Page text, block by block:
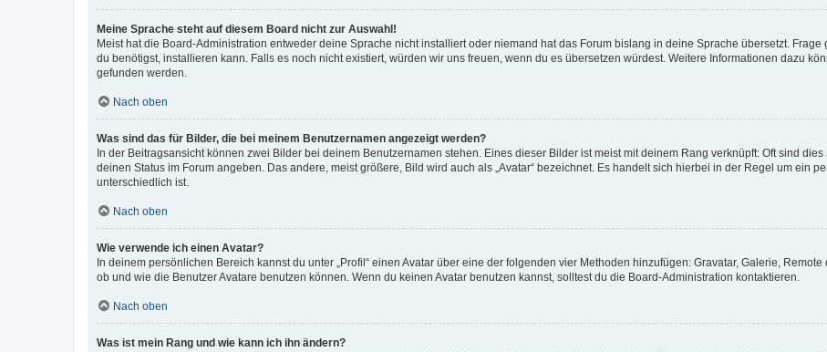
Meine Sprache steht auf diesem Board nicht zur Auswahl!
Meist hat die Board-Administration entweder deine Sprache nicht installiert oder niemand hat das Forum bislang in deine Sprache übersetzt.
du benötigst, installieren kann. Falls es noch nicht existiert, würden wir uns freuen, wenn du es übersetzen würdest. Weitere Informationen dazu
gefunden werden.
Nach oben
Was sind das für Bilder, die bei meinem Benutzernamen angezeigt werden?
In der Beitragsansicht können zwei Bilder bei deinem Benutzernamen stehen. Eines dieser Bilder ist meist mit deinem Rang verknüpft: Oft sind
deinen Status im Forum angeben. Das andere, meist größere, Bild wird auch als „Avatar“ bezeichnet. Es handelt sich hierbei in der Regel um ein
unterschiedlich ist.
Nach oben
Wie verwende ich einen Avatar?
In deinem persönlichen Bereich kannst du unter „Profil“ einen Avatar über eine der folgenden vier Methoden hinzufügen: Gravatar, Galerie,
ob und wie die Benutzer Avatare benutzen können. Wenn du keinen Avatar benutzen kannst, solltest du die Board-Administration kontaktieren.
Nach oben
Was ist mein Rang und wie kann ich ihn ändern?